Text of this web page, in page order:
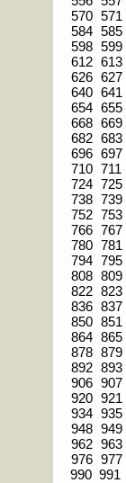
570 571
584 585
598 599
612 613
626 627
640 641
654 655
668 669
682 683
696 697
710 711
724 725
738 739
752 753
766 767
780 781
794 795
808 809
822 823
836 837
850 851
864 865
878 879
892 893
906 907
920 921
934 935
948 949
962 963
976 977
990 991